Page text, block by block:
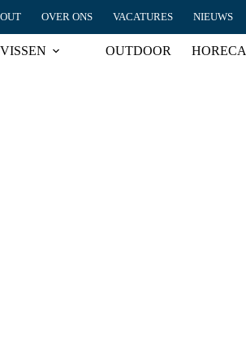
OVER ONS VACATURES NIEUWS
VISSEN OUTDOOR HORECA